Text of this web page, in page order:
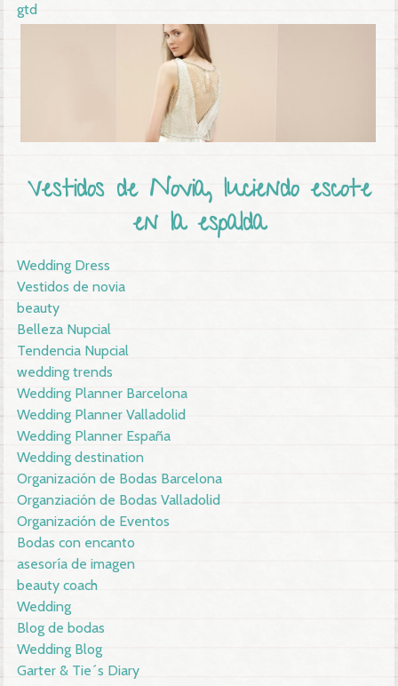
gtd
Vestidos de Novia, luciendo escote
en la espalda
Wedding Dress
Vestidos de novia
beauty
Belleza Nupcial
Tendencia Nupcial
wedding trends
Wedding Planner Barcelona
Wedding Planner Valladolid
Wedding Planner España
Wedding destination
Organización de Bodas Barcelona
Organziación de Bodas Valladolid
Organización de Eventos
Bodas con encanto
asesoría de imagen
beauty coach
Wedding
Blog de bodas
Wedding Blog
Garter & Tie´s Diary